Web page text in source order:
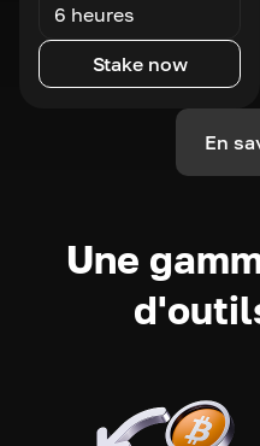
6 heures
Stake now
En
Une